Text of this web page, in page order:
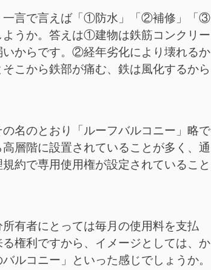
一言で言えば「①防水」「②補修」「③
うか。答えは①建物は鉄筋コンクリー
いからです。②経年劣化により壊れるか
こから鉄部が痛む、鉄は風化するから
名のとおり「ルーフバルコニー」略で
層階に設置されていることが多く、通
約で専用使用権が設定されていること
有者にとっては毎月の使用料を支払
権利ですから、イメージとしては、か
ルコニー」といった感じでしょうか。